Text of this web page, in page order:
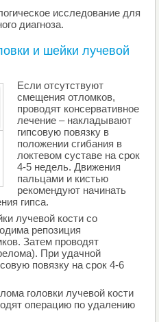
исследование для
диагноза.
и шейки лучевой
Если отсутствуют
смещения отломков,
проводят консервативное
лечение – накладывают
гипсовую повязку в
положении сгибания в
локтевом суставе на срок
4-5 недель. Движения
пальцами и кистью
рекомендуют начинать
гипса.
лучевой кости со
репозиция
Затем проводят
При удачной
повязку на срок 4-6
головки лучевой кости
операцию по удалению